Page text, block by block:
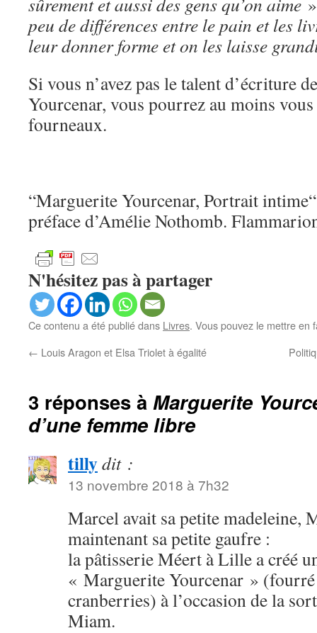
peu de différences entre le pain et les
leur donner forme et on les laisse
Si vous n’avez pas le talent d’écriture
Yourcenar, vous pourrez au moins vous
fourneaux.
“Marguerite Yourcenar, Portrait
préface d’Amélie Nothomb.
N'hésitez pas à partager
Ce contenu a été publié dans Livres. Vous pouvez le mettre en
← Louis Aragon et Elsa Triolet à égalité
3 réponses à Marguerite
d’une femme libre
tillydit :
13 novembre 2018 à 7h32
Marcel avait sa petite madeleine,
maintenant sa petite gaufre :
la pâtisserie Méert à Lille a créé
« Marguerite Yourcenar »
cranberries) à l’occasion de la
Miam.